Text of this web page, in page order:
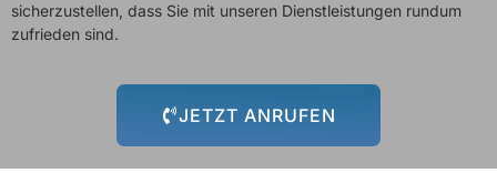
sicherzustellen, dass Sie mit unseren Dienstleistungen rundum
zufrieden sind.
JETZT ANRUFEN